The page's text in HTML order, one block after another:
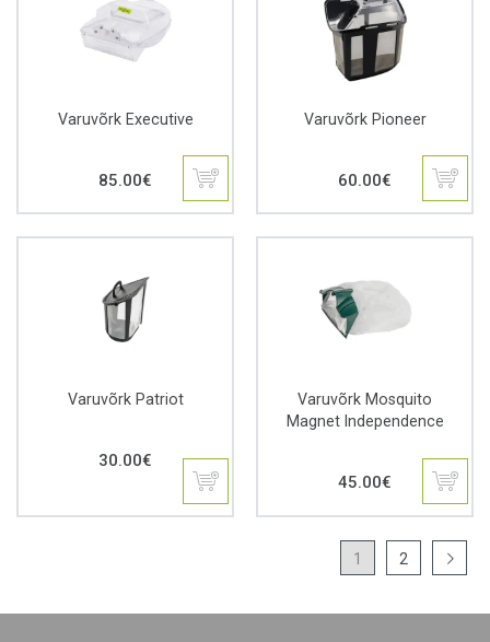
Varuvõrk Executive
85.00€
Varuvõrk Pioneer
60.00€
Varuvõrk Patriot
30.00€
Varuvõrk Mosquito
Magnet Independence
45.00€
1 2